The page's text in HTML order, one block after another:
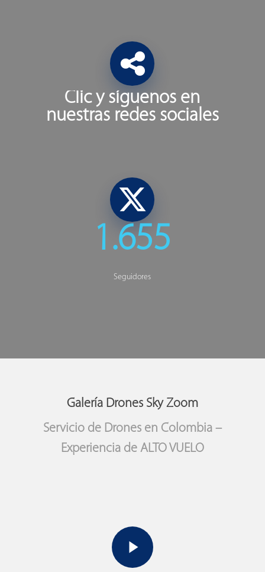
Tapni Drones Sky Zoom
Clic y síguenos en
nuestras redes sociales
X
1.655
Seguidores
Galería Drones Sky Zoom
Servicio de Drones en Colombia –
Experiencia de ALTO VUELO
Play Video